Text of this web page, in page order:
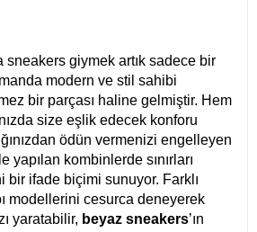
sneakers giymek artık sadece bir
modern ve stil sahibi
bir parçası haline gelmiştir. Hem
size eşlik edecek konforu
ödün vermenizi engelleyen
yapılan kombinlerde sınırları
bir ifade biçimi sunuyor. Farklı
modellerini cesurca deneyerek
yaratabilir, beyaz sneakers’ın